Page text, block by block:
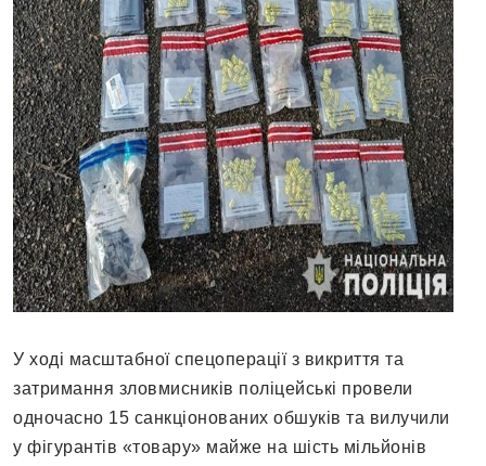
У ході масштабної спецоперації з викриття та
затримання зловмисників поліцейські провели
одночасно 15 санкціонованих обшуків та вилучили
у фігурантів «товару» майже на шість мільйонів